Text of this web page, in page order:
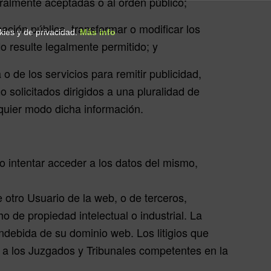
pública, transformar o modificar los
resulte legalmente permitido; y
de los servicios para remitir publicidad,
solicitados dirigidos a una pluralidad de
modo dicha información.
intentar acceder a los datos del mismo,
Usuario de la web, o de terceros,
de propiedad intelectual o industrial. La
de su dominio web. Los litigios que
los Juzgados y Tribunales competentes en la
y de privacidad.Más info